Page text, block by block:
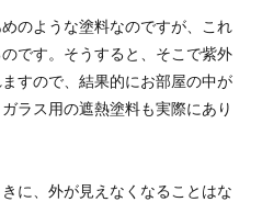
のような塗料なのですが、これ
です。そうすると、そこで紫外
すので、結果的にお部屋の中が
ラス用の遮熱塗料も実際にあり
に、外が見えなくなることはな